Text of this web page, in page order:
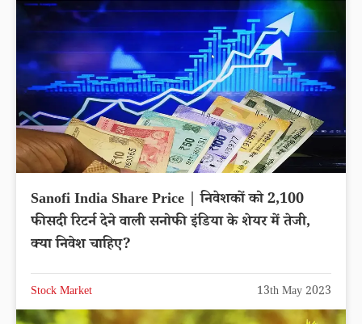
Sanofi India Share Price | निवेशकों को 2,100
फीसदी रिटर्न देने वाली सनोफी इंडिया के शेयर में तेजी,
क्या निवेश चाहिए?
Stock Market 13th May 2023